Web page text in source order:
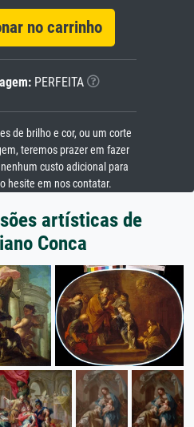
no carrinho
PERFEITA
de brilho e cor, ou um corte
teremos prazer em fazer
custo adicional para
hesite em nos contatar.
artísticas de
Conca